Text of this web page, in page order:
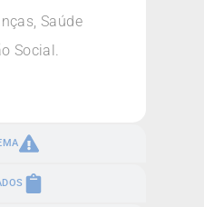
Saúde
Social.